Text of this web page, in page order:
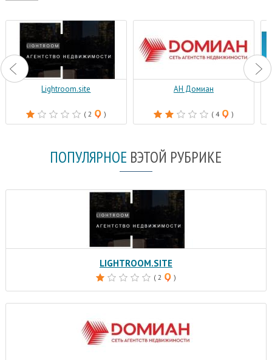
Lightroom.site
( 2 )
АН Домиан
( 4 )
ПОПУЛЯРНОЕ ВЭТОЙ РУБРИКЕ
LIGHTROOM.SITE
( 2 )